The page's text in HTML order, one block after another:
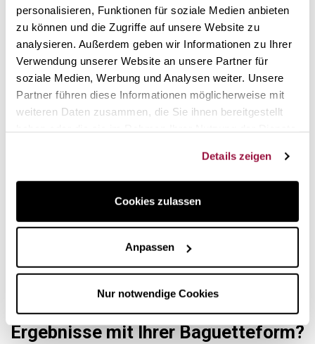
personalisieren, Funktionen für soziale Medien anbieten
zu können und die Zugriffe auf unsere Website zu
analysieren. Außerdem geben wir Informationen zu Ihrer
Verwendung unserer Website an unsere Partner für
soziale Medien, Werbung und Analysen weiter. Unsere
Partner führen diese Informationen möglicherweise mit
weiteren Daten zusammen, die Sie ihnen bereitgestellt
Details zeigen
Cookies zulassen
Anpassen
Nur notwendige Cookies
Die gleiche Leistung wie in einem
Unabhängig von Ihrem Backofen zeichnet sich die von
Wärme aufnimmt, speichert und gleichmäßig in der
Backform verteilt. Ihre Form erwärmt effektiv den gesamten
Wie erzielen Sie die besten
Ergebnisse mit Ihrer Baguetteform?